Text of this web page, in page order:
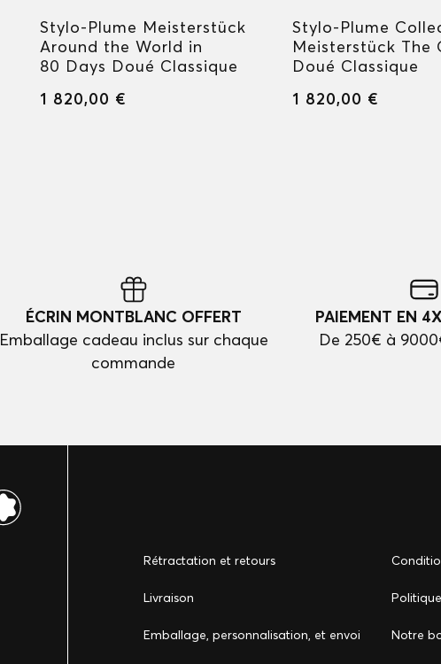
Stylo-Plume Meisterstück
Around the World in
80 Days Doué Classique
1 820,00 €
Stylo-Plume
Meisterstück The
Doué Classique
1 820,00 €
ÉCRIN MONTBLANC OFFERT
Emballage cadeau inclus sur chaque
commande
PAIEMENT EN
De 250€ à
Rétractation et retours
Livraison
Emballage, personnalisation, et envoi Notre